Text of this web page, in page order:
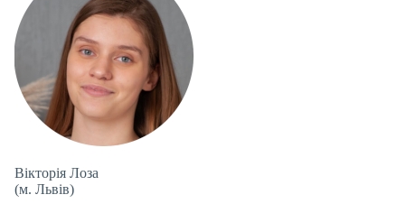
Вікторія Лоза
(м. Львів)